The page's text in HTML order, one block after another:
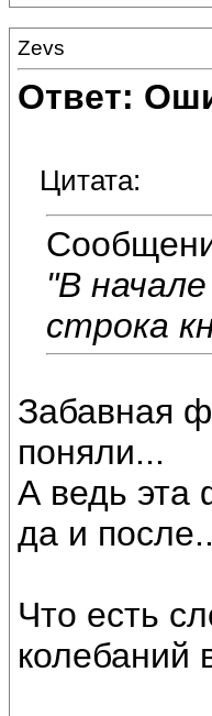
Zevs
Ответ:
Цитата:
"В
строка
Забавная
поняли...
А ведь эта
да и
Что есть
колебаний